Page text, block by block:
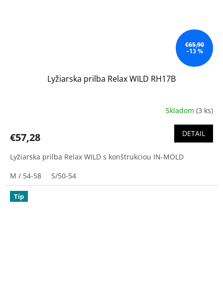
€65,90
–13 %
Lyžiarska prilba Relax WILD RH17B
Skladom (3 ks)
€57,28 DETAIL
Lyžiarska prilba Relax WILD s konštrukciou IN-MOLD
M / 54-58
S/50-54
Tip